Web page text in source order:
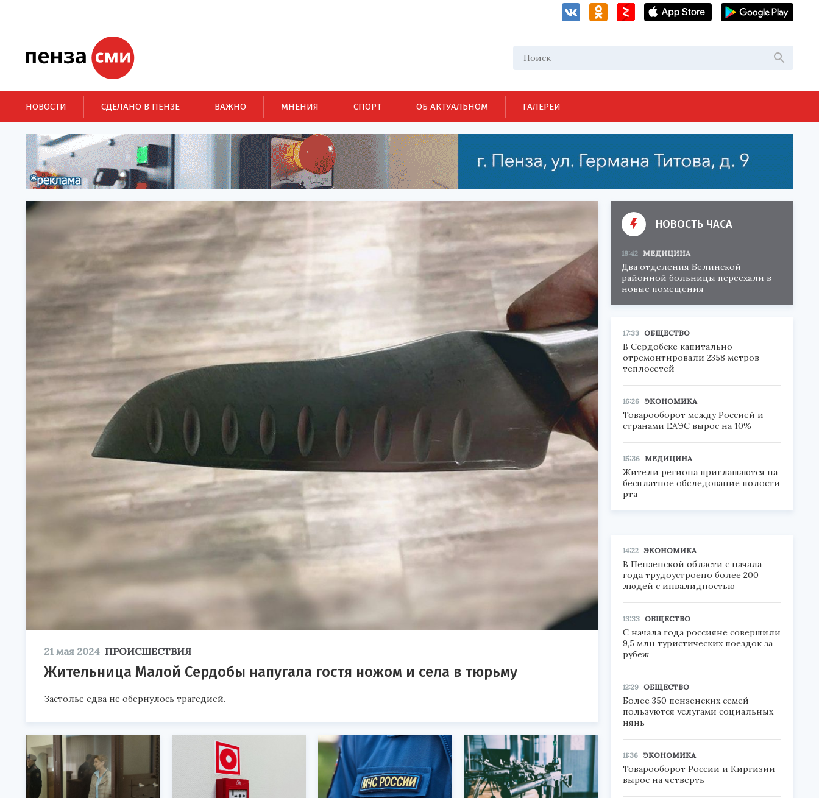
НОВОСТИ СДЕЛАНО В ПЕНЗЕ ВАЖНО МНЕНИЯ СПОРТ ОБ АКТУАЛЬНОМ ГАЛЕРЕИ
21 мая 2024 ПРОИСШЕСТВИЯ
Жительница Малой Сердобы напугала гостя ножом и села в тюрьму
Застолье едва не обернулось трагедией.
НОВОСТЬ ЧАСА
18:42 МЕДИЦИНА
Два отделения Белинской
районной больницы переехали в
новые помещения
17:33 ОБЩЕСТВО
В Сердобске капитально
отремонтировали 2358 метров
теплосетей
16:26 ЭКОНОМИКА
Товарооборот между Россией и
странами ЕАЭС вырос на 10%
15:36 МЕДИЦИНА
Жители региона приглашаются на
бесплатное обследование полости
рта
14:22 ЭКОНОМИКА
В Пензенской области с начала
года трудоустроено более 200
людей с инвалидностью
13:33 ОБЩЕСТВО
С начала года россияне совершили
9,5 млн туристических поездок за
рубеж
12:29 ОБЩЕСТВО
Более 350 пензенских семей
пользуются услугами социальных
нянь
11:36 ЭКОНОМИКА
Товарооборот России и Киргизии
вырос на четверть